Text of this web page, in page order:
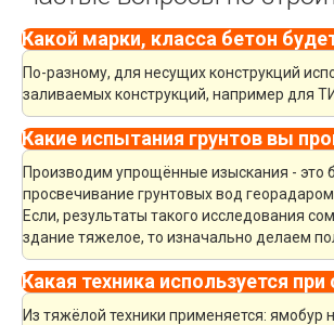
Какой марки, класса бетон
По-разному, для несущих конструкций
заливаемых конструкций, например для
Какие испытания грунтов вы
Производим упрощённые изыскания - это
просвечивание грунтовых вод
Если, результаты такого исследования
здание тяжелое, то изначально делаем
Какая техника используется при
Из тяжёлой техники применяется: ямобур